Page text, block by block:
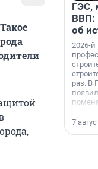
ГЭС,
ВВП:
об
2026-
раз. В
7